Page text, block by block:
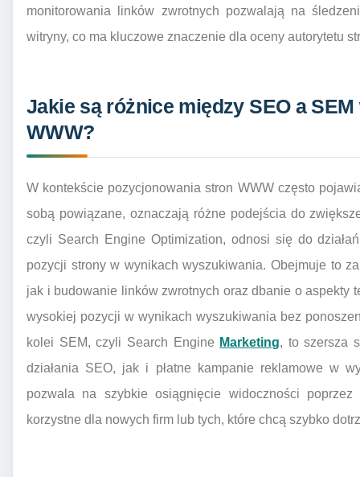
monitorowania linków zwrotnych pozwalają na
witryny, co ma kluczowe znaczenie dla oceny autorytetu
Jakie są różnice między SEO a
WWW?
W kontekście pozycjonowania stron WWW często
sobą powiązane, oznaczają różne podejścia do
czyli Search Engine Optimization, odnosi się do
pozycji strony w wynikach wyszukiwania. Obejmuje to
jak i budowanie linków zwrotnych oraz dbanie o aspekty
wysokiej pozycji w wynikach wyszukiwania bez
kolei SEM, czyli Search Engine Marketing, to szersza
działania SEO, jak i płatne kampanie reklamowe w
pozwala na szybkie osiągnięcie widoczności
korzystne dla nowych firm lub tych, które chcą szybko